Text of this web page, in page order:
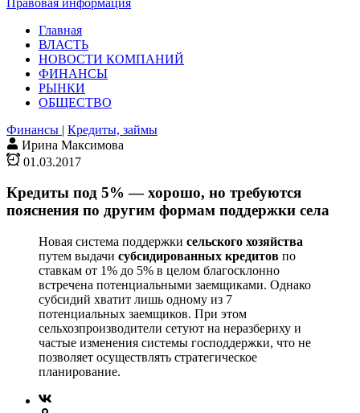
Главная
ВЛАСТЬ
НОВОСТИ КОМПАНИЙ
ФИНАНСЫ
РЫНКИ
ОБЩЕСТВО
Финансы | Кредиты, займы
Ирина Максимова
01.03.2017
Кредиты под 5% — хорошо, но требуются
пояснения по другим формам поддержки села
Новая система поддержки сельского хозяйства
путем выдачи субсидированных кредитов по
ставкам от 1% до 5% в целом благосклонно
встречена потенциальными заемщиками. Однако
субсидий хватит лишь одному из 7
потенциальных заемщиков. При этом
сельхозпроизводители сетуют на неразбериху и
частые изменения системы господдержки, что не
позволяет осуществлять стратегическое
планирование.